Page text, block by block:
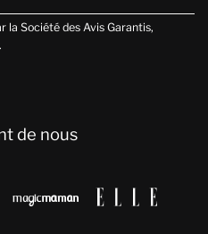
la Société des Avis Garantis,
de nous
 